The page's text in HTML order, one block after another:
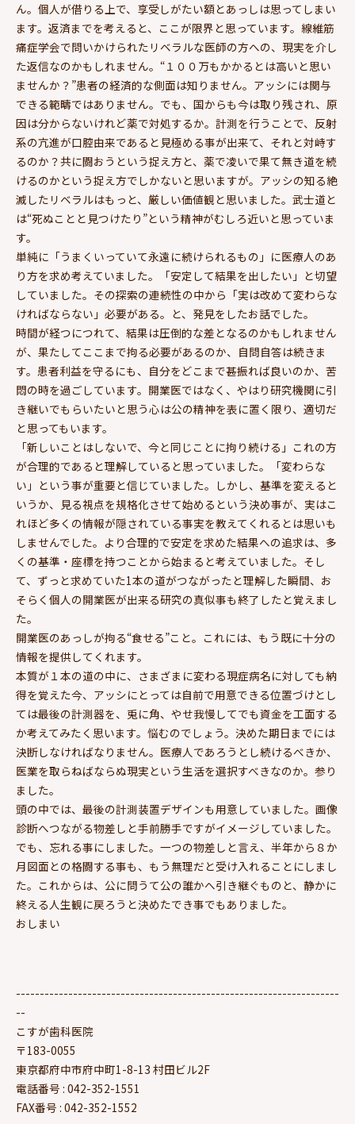
ん。個人が借りる上で、享受しがたい額とあっしは思ってしまい
ます。返済までを考えると、ここが限界と思っています。線維筋
痛症学会で問いかけられたリベラルな医師の方への、現実を介し
た返信なのかもしれません。“１００万もかかるとは高いと思い
ませんか？”患者の経済的な側面は知りません。アッシには関与
できる範疇ではありません。でも、国からも今は取り残され、原
因は分からないけれど薬で対処するか。計測を行うことで、反射
系の亢進が口腔由来であると見極める事が出来て、それと対峙す
るのか？共に闘おうという捉え方と、薬で凌いで果て無き道を続
けるのかという捉え方でしかないと思いますが。アッシの知る絶
滅したリベラルはもっと、厳しい価値観と思いました。武士道と
は“死ぬことと見つけたり”という精神がむしろ近いと思っていま
す。
単純に「うまくいっていて永遠に続けられるもの」に医療人のあ
り方を求め考えていました。「安定して結果を出したい」と切望
していました。その探索の連続性の中から「実は改めて変わらな
ければならない」必要がある。と、発見をしたお話でした。
時間が経つにつれて、結果は圧倒的な差となるのかもしれません
が、果たしてここまで拘る必要があるのか、自問自答は続きま
す。患者利益を守るにも、自分をどこまで甚振れば良いのか、苦
悶の時を過ごしています。開業医ではなく、やはり研究機関に引
き継いでもらいたいと思う心は公の精神を表に置く限り、適切だ
と思ってもいます。
「新しいことはしないで、今と同じことに拘り続ける」これの方
が合理的であると理解していると思っていました。「変わらな
い」という事が重要と信じていました。しかし、基準を変えると
いうか、見る視点を規格化させて始めるという決め事が、実はこ
れほど多くの情報が隠されている事実を教えてくれるとは思いも
しませんでした。より合理的で安定を求めた結果への追求は、多
くの基準・座標を持つことから始まると考えていました。そし
て、ずっと求めていた1本の道がつながったと理解した瞬間、お
そらく個人の開業医が出来る研究の真似事も終了したと覚えまし
た。
開業医のあっしが拘る“食せる”こと。これには、もう既に十分の
情報を提供してくれます。
本質が１本の道の中に、さまざまに変わる現症病名に対しても納
得を覚えた今、アッシにとっては自前で用意できる位置づけとし
ては最後の計測器を、兎に角、やせ我慢してでも資金を工面する
か考えてみたく思います。悩むのでしょう。決めた期日までには
決断しなければなりません。医療人であろうとし続けるべきか、
医業を取らねばならぬ現実という生活を選択すべきなのか。参り
ました。
頭の中では、最後の計測装置デザインも用意していました。画像
診断へつながる物差しと手前勝手ですがイメージしていました。
でも、忘れる事にしました。一つの物差しと言え、半年から８か
月図面との格闘する事も、もう無理だと受け入れることにしまし
た。これからは、公に問うて公の誰かへ引き継ぐものと、静かに
終える人生観に戻ろうと決めたでき事でもありました。
おしまい
--------------------------------------------------------------------
--
こすが歯科医院
〒183-0055
東京都府中市府中町1-8-13 村田ビル2F
電話番号 : 042-352-1551
FAX番号 : 042-352-1552